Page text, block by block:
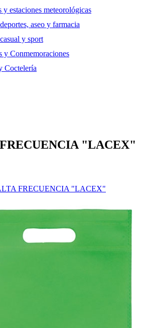
y estaciones meteorológicas
aseo y farmacia
y sport
y Conmemoraciones
Coctelería
"LACEX"
FRECUENCIA "LACEX"